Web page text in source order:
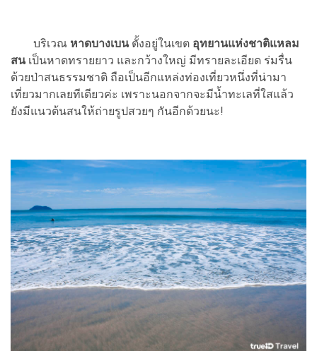
บริเวณ หาดบางเบนตั้งอยู่ในเขต อุทยานแห่งชาติแหลม
สนเป็นหาดทรายยาว และกว้างใหญ่ มีทรายละเอียด ร่มรื่น
ด้วยป่าสนธรรมชาติ ถือเป็นอีกแหล่งท่องเที่ยวหนึ่งที่น่ามา
เที่ยวมากเลยทีเดียวค่ะ เพราะนอกจากจะมีน้ำทะเลที่ใสแล้ว
ยังมีแนวต้นสนให้ถ่ายรูปสวยๆ กันอีกด้วยนะ!